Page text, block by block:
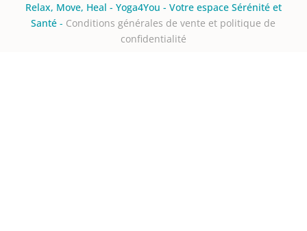
Relax, Move, Heal - Yoga4You - Votre espace Sérénité et
Santé- Conditions générales de vente et politique de
confidentialité